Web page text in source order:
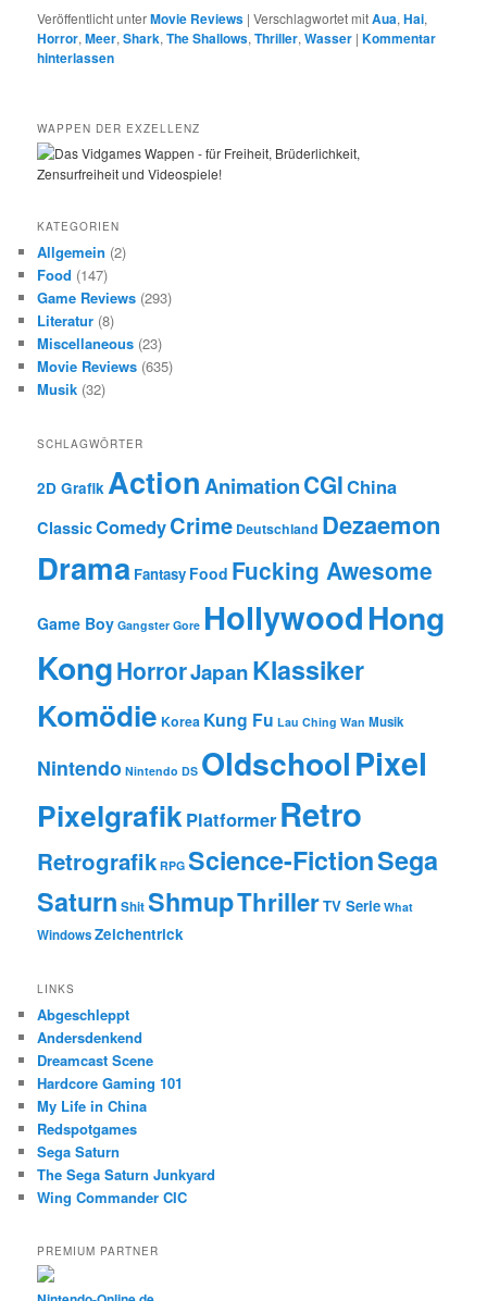
Veröffentlicht unterMovie Reviews |Verschlagwortet mitAua,Hai,
Horror,Meer,Shark,The Shallows,Thriller,Wasser |Kommentar
hinterlassen
WAPPEN DER EXZELLENZ
KATEGORIEN
Allgemein (2)
Food (147)
Game Reviews (293)
Literatur (8)
Miscellaneous (23)
Movie Reviews (635)
Musik (32)
SCHLAGWÖRTER
2D Grafik ActionAnimationCGIChina
ClassicComedyCrime Deutschland Dezaemon
Drama Fantasy Food Fucking Awesome
Game Boy Gangster Gore HollywoodHong
KongHorrorJapanKlassiker
Komödie Korea Kung Fu Lau Ching Wan Musik
Nintendo Nintendo DS OldschoolPixel
Pixelgrafik Platformer Retro
Retrografik RPG Science-FictionSega
Saturn ShitShmupThrillerTV Serie What
WindowsZeichentrick
LINKS
Abgeschleppt
Andersdenkend
Dreamcast Scene
Hardcore Gaming 101
My Life in China
Redspotgames
Sega Saturn
The Sega Saturn Junkyard
Wing Commander CIC
PREMIUM PARTNER